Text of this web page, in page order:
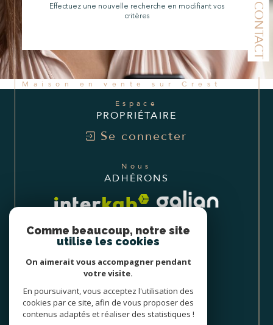
CONTACT
Effectuez une nouvelle recherche en modifiant vos
critères
Maison en vente sur Crest
Espace
PROPRIÉTAIRE
Se connecter
Nous
ADHÉRONS
Comme beaucoup, notre site
utilise les cookies
On aimerait vous accompagner pendant
votre visite.
En poursuivant, vous acceptez l'utilisation des
cookies par ce site, afin de vous proposer des
contenus adaptés et réaliser des statistiques !